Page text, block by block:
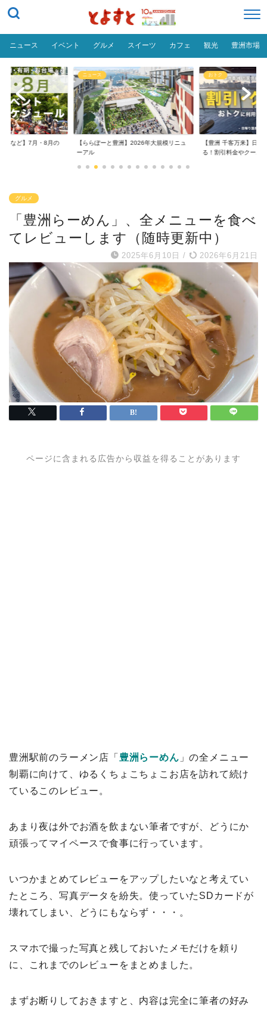
ニュース イベント グルメ スイーツ カフェ 観光 豊洲市場
場など】7月・8月の
ニュース
【ららぽーと豊洲】2026年大規模リニュ
ーアル
おトク
【豊洲 千客万来】日帰
る！割引料金やクーポ...
グルメ
「豊洲らーめん」、全メニューを食べ
てレビューします（随時更新中）
2025年6月10日 / 2026年6月21日
ページに含まれる広告から収益を得ることがあります
豊洲駅前のラーメン店「 豊洲らーめん 」の全メニュー
制覇に向けて、ゆるくちょこちょこお店を訪れて続け
ているこのレビュー。
あまり夜は外でお酒を飲まない筆者ですが、どうにか
頑張ってマイペースで食事に行っています。
いつかまとめてレビューをアップしたいなと考えてい
たところ、写真データを紛失。使っていたSDカードが
壊れてしまい、どうにもならず・・・。
スマホで撮った写真と残しておいたメモだけを頼り
に、これまでのレビューをまとめました。
まずお断りしておきますと、内容は完全に筆者の好み